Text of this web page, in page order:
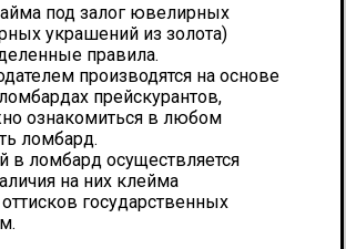
под залог ювелирных
украшений из золота)
правила.
производятся на основе
прейскурантов,
ознакомиться в любом
ломбард.
в ломбард осуществляется
на них клейма
государственных